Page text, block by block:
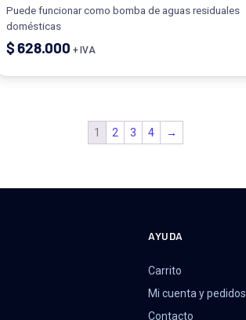
Puede funcionar como bomba de aguas residuales
domésticas
$628.000 + IVA
1 2 3 4 →
AYUDA
Carrito
Mi cuenta y pedidos
Contacto